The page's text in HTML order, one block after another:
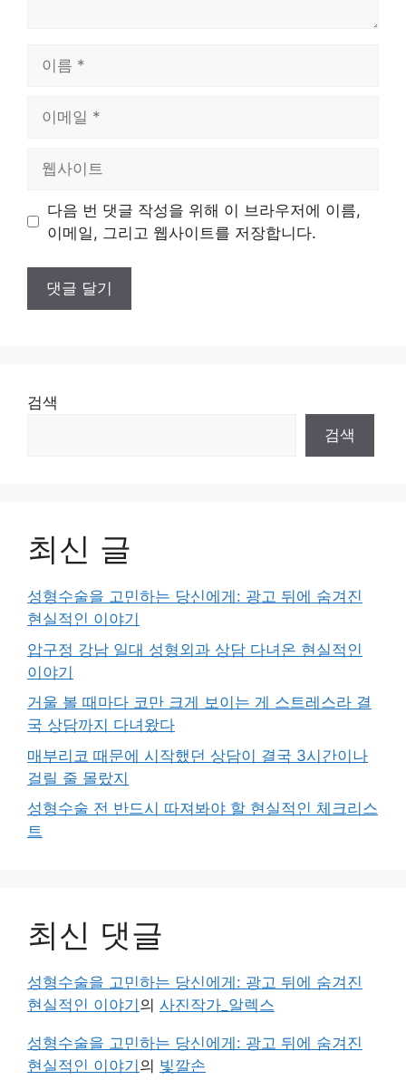
트
다음 번 댓글 작성을 위해 이 브라우저에 이름,
이메일, 그리고 웹사이트를 저장합니다.
검색
검색
최신 글
성형수술을 고민하는 당신에게: 광고 뒤에 숨겨진
현실적인 이야기
압구정 강남 일대 성형외과 상담 다녀온 현실적인
이야기
거울 볼 때마다 코만 크게 보이는 게 스트레스라 결
국 상담까지 다녀왔다
매부리코 때문에 시작했던 상담이 결국 3시간이나
걸릴 줄 몰랐지
성형수술 전 반드시 따져봐야 할 현실적인 체크리스
트
최신 댓글
성형수술을 고민하는 당신에게: 광고 뒤에 숨겨진
현실적인 이야기 의 사진작가_알렉스
성형수술을 고민하는 당신에게: 광고 뒤에 숨겨진
현실적인 이야기 의 빛깔손